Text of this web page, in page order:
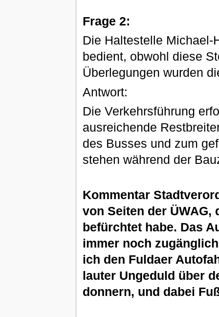
Frage 2:
Die Haltestelle Michael-
bedient, obwohl diese
Überlegungen wurden
Antwort:
Die Verkehrsführung
ausreichende
des Busses und zum
stehen während der
Kommentar
von Seiten der ÜWAG,
befürchtet habe. Das
immer noch
ich den Fuldaer
lauter Ungeduld über
donnern, und dabei